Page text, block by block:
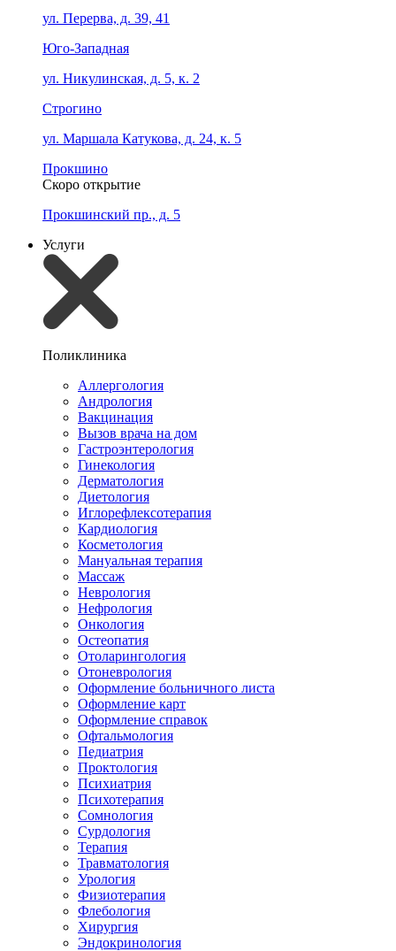
ул. Перерва, д. 39, 41
Юго-Западная
ул. Никулинская, д. 5, к. 2
Строгино
ул. Маршала Катукова, д. 24, к. 5
Прокшино
Скоро открытие
Прокшинский пр., д. 5
Услуги
Поликлиника
Аллергология
Андрология
Вакцинация
Вызов врача на дом
Гастроэнтерология
Гинекология
Дерматология
Диетология
Иглорефлексотерапия
Кардиология
Косметология
Мануальная терапия
Массаж
Неврология
Нефрология
Онкология
Остеопатия
Отоларингология
Отоневрология
Оформление больничного листа
Оформление карт
Оформление справок
Офтальмология
Педиатрия
Проктология
Психиатрия
Психотерапия
Сомнология
Сурдология
Терапия
Травматология
Урология
Физиотерапия
Флебология
Хирургия
Эндокринология